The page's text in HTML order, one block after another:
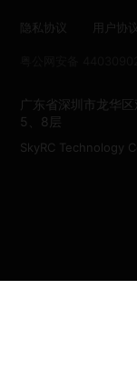
隐私协议 用户协议
广东省深圳市龙华
5、8层
SkyRC Technology